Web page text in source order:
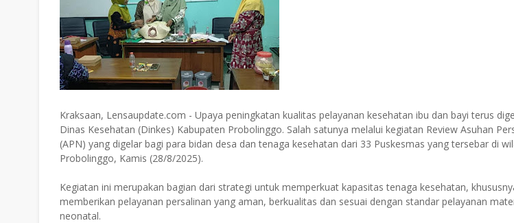
Kraksaan, Lensaupdate.com - Upaya peningkatan kualitas pelayanan kesehatan ibu dan bayi terus
Dinas Kesehatan (Dinkes) Kabupaten Probolinggo. Salah satunya melalui kegiatan Review Asuhan
(APN) yang digelar bagi para bidan desa dan tenaga kesehatan dari 33 Puskesmas yang tersebar di
Probolinggo, Kamis (28/8/2025).
Kegiatan ini merupakan bagian dari strategi untuk memperkuat kapasitas tenaga kesehatan,
memberikan pelayanan persalinan yang aman, berkualitas dan sesuai dengan standar pelayanan
neonatal.